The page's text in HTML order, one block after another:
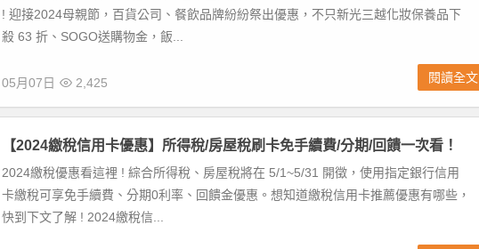
! 迎接2024母親節，百貨公司、餐飲品牌紛紛祭出優惠，不只新光三越化妝保養品下
殺 63 折、SOGO送購物金，飯...
05月07日 2,425 閱讀全文
【2024繳稅信用卡優惠】所得稅/房屋稅刷卡免手續費/分期/回饋一次看！
2024繳稅優惠看這裡 ! 綜合所得稅、房屋稅將在 5/1~5/31 開徵，使用指定銀行信用
卡繳稅可享免手續費、分期0利率、回饋金優惠。想知道繳稅信用卡推薦優惠有哪些，
快到下文了解 ! 2024繳稅信...